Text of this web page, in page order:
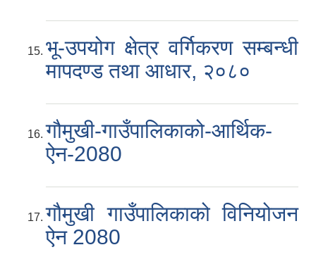
भू-उपयोग क्षेत्र वर्गिकरण सम्बन्धी
मापदण्ड तथा आधार, २०८०
गौमुखी-गाउँपालिकाको-आर्थिक-
ऐन-2080
गौमुखी गाउँपालिकाको विनियोजन
ऐन 2080